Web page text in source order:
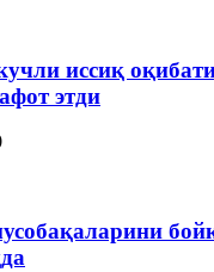
иссиқ
этди